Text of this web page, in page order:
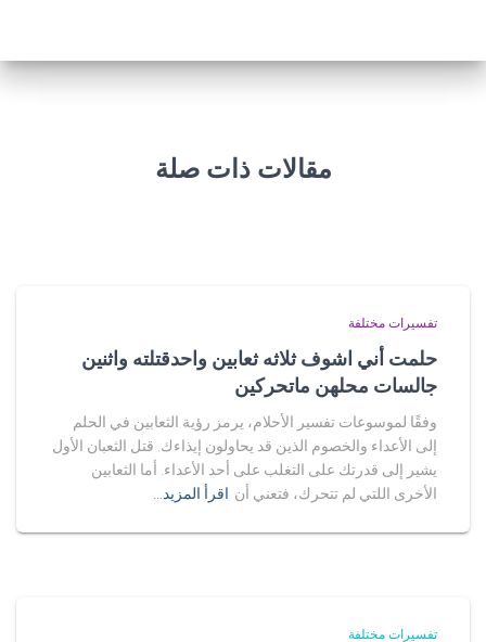
مقالات ذات صلة
تفسيرات مختلفة
حلمت أني اشوف ثلاثه ثعابين واحدقتلته واثنين
جالسات محلهن ماتحركين
وفقًا لموسوعات تفسير الأحلام، يرمز رؤية الثعابين في الحلم
إلى الأعداء والخصوم الذين قد يحاولون إيذاءك. قتل الثعبان الأول
يشير إلى قدرتك على التغلب على أحد الأعداء. أما الثعابين
الأخرى اللتي لم تتحرك، فتعني أن اقرأ المزيد…
تفسيرات مختلفة